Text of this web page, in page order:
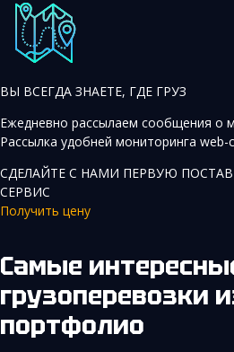
ВЫ ВСЕГДА ЗНАЕТЕ, ГДЕ ГРУЗ
Ежедневно рассылаем сообщения о
Рассылка удобней мониторинга web-
СДЕЛАЙТЕ С НАМИ ПЕРВУЮ
СЕРВИС
Получить цену
Самые интересные
грузоперевозки
портфолио